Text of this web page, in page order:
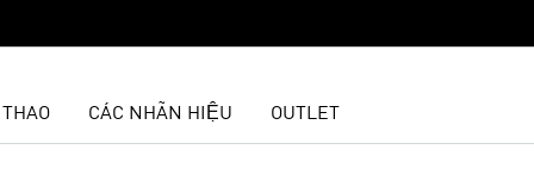
THAO CÁC NHÃN HIỆU OUTLET